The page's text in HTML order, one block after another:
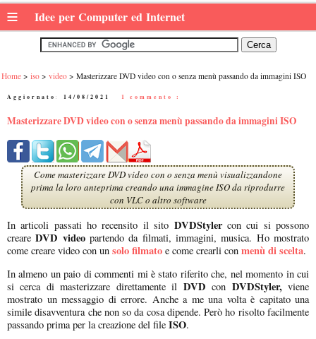
≡ Idee per Computer ed Internet
Home iso video Masterizzare DVD video con o senza menù passando da immagini ISO
Aggiornato: 14/08/2021 1 commento :
Masterizzare DVD video con o senza menù passando da immagini ISO
Come masterizzare DVD video con o senza menù visualizzandone
prima la loro anteprima creando una immagine ISO da riprodurre
con VLC o altro software
In articoli passati ho recensito il sito DVDStylercon cui si possono
creareDVD videopartendo da filmati, immagini, musica. Ho mostrato
come creare video con un solo filmato e come crearli con menù di scelta.
In almeno un paio di commenti mi è stato riferito che, nel momento in cui
si cerca di masterizzare direttamente il DVD con DVDStyler,viene
mostrato un messaggio di errore. Anche a me una volta è capitato una
simile disavventura che non so da cosa dipende. Però ho risolto facilmente
passando prima per la creazione del file ISO.